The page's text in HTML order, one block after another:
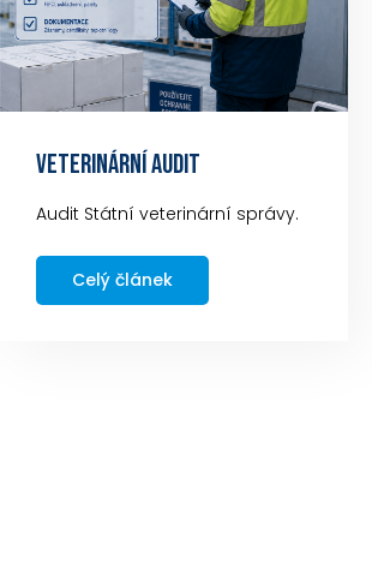
VETERINÁRNÍ AUDIT
Audit Státní veterinární správy.
Celý článek